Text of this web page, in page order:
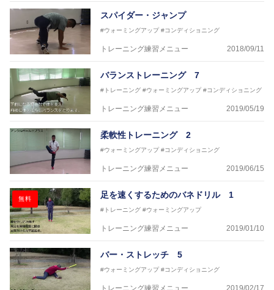
八幡浜工業野球部
IPU環太平洋大学短期大学部ソフトボール部
美作大学女子ソフトボール部
●資格●
日本スポーツ協会公認 スポーツプログラマー
日本トレーニング指導者協会 JATI?ATI
～豊かな環境がなくても工夫次第で
スパイダー・ジャンプ
#ウォーミングアップ #コンディショニング
トレーニング練習メニュー 2018/09/11
バランストレーニング 7
#トレーニング #ウォーミングアップ #コンディショニング
トレーニング練習メニュー 2019/05/19
柔軟性トレーニング 2
#ウォーミングアップ #コンディショニング
トレーニング練習メニュー 2019/06/15
無料 足を速くするためのバネドリル 1
#トレーニング #ウォーミングアップ
トレーニング練習メニュー 2019/01/10
バー・ストレッチ 5
#ウォーミングアップ #コンディショニング
トレーニング練習メニュー 2019/02/17